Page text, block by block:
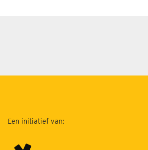
Een initiatief van: